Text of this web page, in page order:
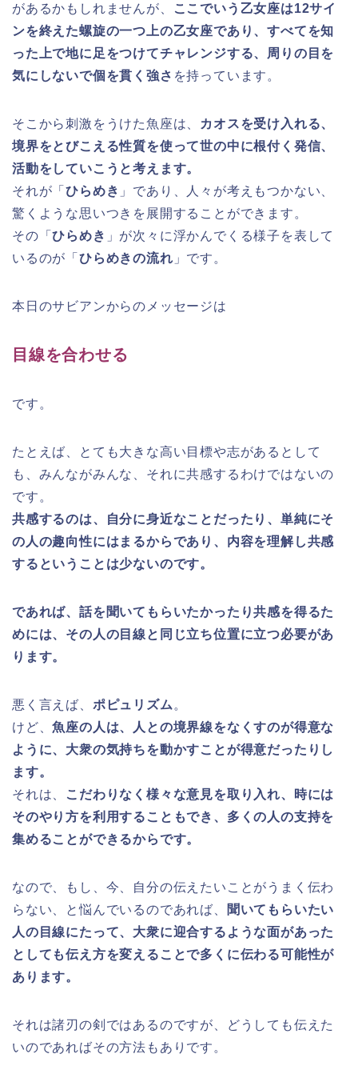
があるかもしれませんが、
ここでいう乙女座は12サイ
ンを終えた螺旋の一つ上の乙女座であり、すべてを知
った上で地に足をつけてチャレンジする、周りの目を
気にしないで個を貫く強さ を持っています。
そこから刺激をうけた魚座は、
カオスを受け入れる、
境界をとびこえる性質を使って世の中に根付く発信、
活動をしていこうと考えます。
それが「ひらめき 」であり、人々が考えもつかない、
驚くような思いつきを展開することができます。
その「ひらめき 」が次々に浮かんでくる様子を表して
いるのが「 ひらめきの流れ 」です。
本日のサビアンからのメッセージは
目線を合わせる
です。
たとえば、とても大きな高い目標や志があるとして
も、みんながみんな、それに共感するわけではないの
です。
共感するのは、自分に身近なことだったり、単純にそ
の人の趣向性にはまるからであり、内容を理解し共感
するということは少ないのです。
であれば、話を聞いてもらいたかったり共感を得るた
めには、その人の目線と同じ立ち位置に立つ必要があ
ります。
悪く言えば、 ポピュリズム 。
けど、魚座の人は、人との境界線をなくすのが得意な
ように、大衆の気持ちを動かすことが得意だったりし
ます。
それは、
こだわりなく様々な意見を取り入れ、時には
そのやり方を利用することもでき、多くの人の支持を
集めることができるからです。
なので、もし、今、自分の伝えたいことがうまく伝わ
らない、と悩んでいるのであれば、
聞いてもらいたい
人の目線にたって、大衆に迎合するような面があった
としても伝え方を変えることで多くに伝わる可能性が
あります。
それは諸刃の剣ではあるのですが、どうしても伝えた
いのであればその方法もありです。